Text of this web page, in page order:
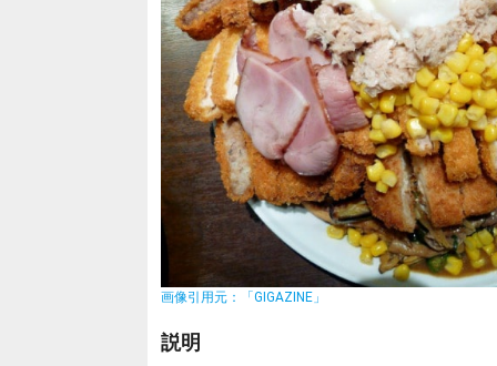
画像引用元：「GIGAZINE」
説明